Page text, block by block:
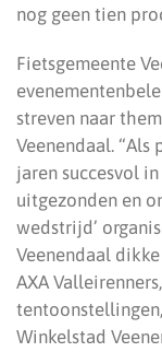
nog geen tien
Fietsgemeente
streven naar
Veenendaal.
jaren succesvol
uitgezonden en
wedstrijd’
Veenendaal
AXA
Winkelstad